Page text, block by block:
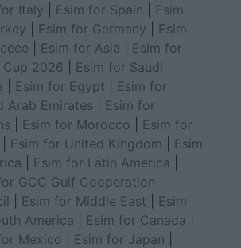
Italy
Esim for Spain
Esim
Esim for Germany
Esim
Esim for Asia
Esim for
Cup 2026
Esim for Saudi
Esim for Egypt
Esim for
Arab Emirates
Esim for
Esim for Morocco
Esim for
Esim for United Kingdom
Esim
Esim for Latin America
GCC Gulf Cooperation
Esim for Middle East
Esim
America
Esim for Canada
Mexico
Esim for Japan